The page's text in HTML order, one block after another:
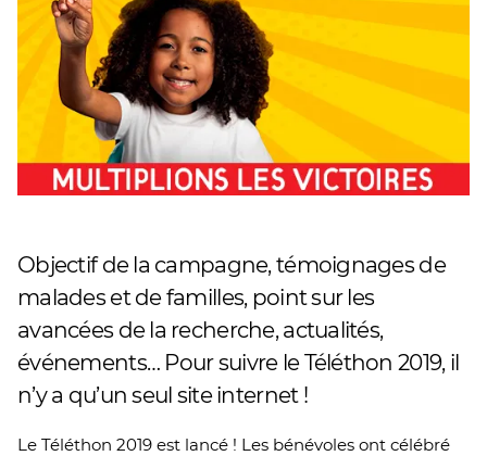
Objectif de la campagne, témoignages de
malades et de familles, point sur les
avancées de la recherche, actualités,
événements… Pour suivre le Téléthon 2019, il
n’y a qu’un seul site internet !
Le Téléthon 2019 est lancé ! Les bénévoles ont célébré